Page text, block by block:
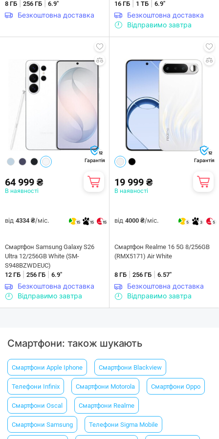
8 ГБ 256 ГБ 6.9"
Безкоштовна доставка
16 ГБ 1 ТБ 6.9"
Безкоштовна доставка
Відправимо завтра
12
Гарантія
64 999 ₴
В наявності
від 4334 ₴/міс. 15 15 15
Смартфон Samsung Galaxy S26
Ultra 12/256GB White (SM-
S948BZWDEUC)
12 ГБ
256 ГБ 6.9"
Безкоштовна доставка
Відправимо завтра
12
Гарантія
19 999 ₴
В наявності
від 4000 ₴/міс. 5 3 5
Смартфон Realme 16 5G 8/256GB
(RMX5171) Air White
8 ГБ 256 ГБ 6.57"
Безкоштовна доставка
Відправимо завтра
Смартфони: також шукають
Смартфони Apple Iphone Смартфони Blackview
Телефони Infinix Смартфони Motorola Смартфони Oppo
Смартфони Oscal Смартфони Realme
Смартфони Samsung Телефони Sigma Mobile